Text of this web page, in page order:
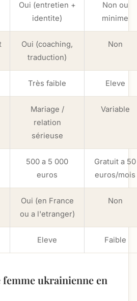
Oui (entretien +
identite)
Non ou
minime
Oui (coaching,
traduction)
Non
Très faible Eleve
Mariage /
relation
sérieuse
Variable
500 a 5 000
euros
Gratuit a 50
euros/mois
Oui (en France
ou a l'etranger)
Non
Eleve Faible
ukrainienne en